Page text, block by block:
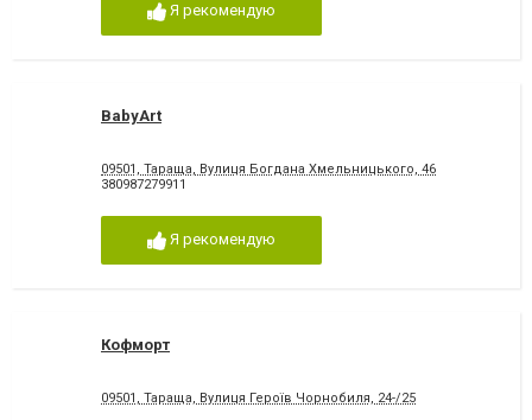
Я рекомендую
BabyArt
09501, Тараща, Вулиця Богдана Хмельницького, 46
380987279911
Я рекомендую
Кофморт
09501, Тараща, Вулиця Героїв Чорнобиля, 24-/25